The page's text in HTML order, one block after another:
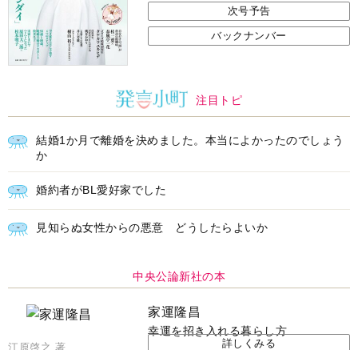
幸運を招き入れる暮らし方
江原啓之 著 詳しくみる
備セミナー開催
聴器、新しいスタイルで All in
Ear の「オーティコン ジー